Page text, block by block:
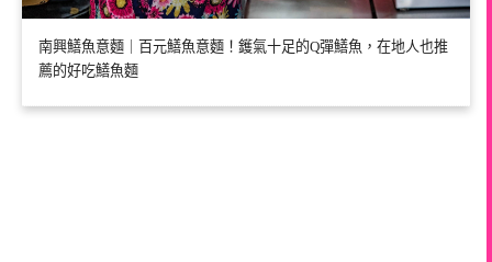
南興鱔魚意麵｜百元鱔魚意麵！鑊氣十足的Q彈鱔魚，在地人也推
薦的好吃鱔魚麵